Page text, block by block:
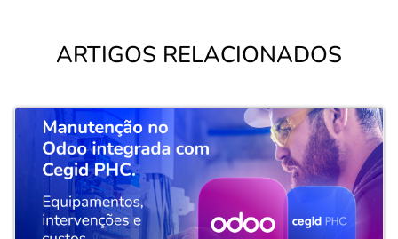
ARTIGOS RELACIONADOS